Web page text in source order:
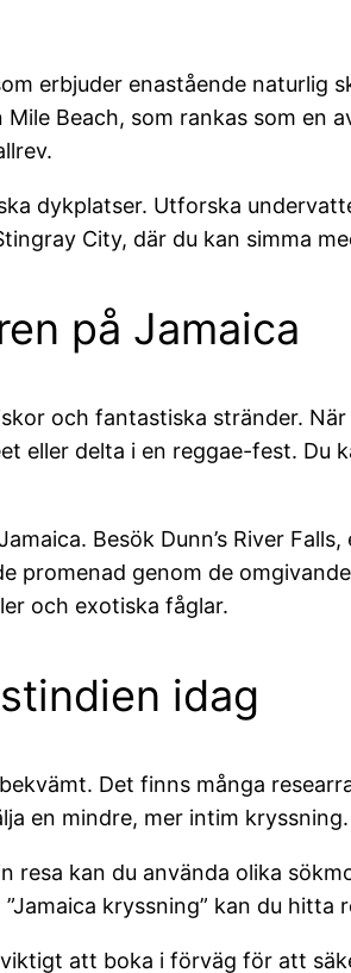
erbjuder enastående
Beach, som rankas som en
dykplatser. Utforska
City, där du kan simma
på Jamaica
och fantastiska stränder.
eller delta i en reggae-fest. Du
Besök Dunn’s River
promenad genom de
och exotiska fåglar.
idag
Det finns många
en mindre, mer intim kryssning.
resa kan du använda olika
”Jamaica kryssning” kan du
att boka i förväg för att